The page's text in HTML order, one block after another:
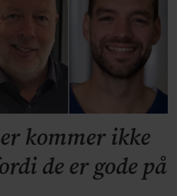
kommer ikke
de er gode på